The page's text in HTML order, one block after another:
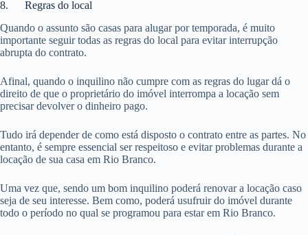
8. Regras do local
Quando o assunto são casas para alugar por temporada, é muito
importante seguir todas as regras do local para evitar interrupção
abrupta do contrato.
Afinal, quando o inquilino não cumpre com as regras do lugar dá o
direito de que o proprietário do imóvel interrompa a locação sem
precisar devolver o dinheiro pago.
Tudo irá depender de como está disposto o contrato entre as partes. No
entanto, é sempre essencial ser respeitoso e evitar problemas durante a
locação de sua casa em Rio Branco.
Uma vez que, sendo um bom inquilino poderá renovar a locação caso
seja de seu interesse. Bem como, poderá usufruir do imóvel durante
todo o período no qual se programou para estar em Rio Branco.